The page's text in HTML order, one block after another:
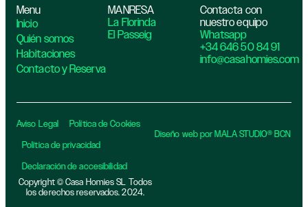
Menu
Inicio
Quién somos
Habitaciones
Contacto y Reserva
MANRESA
La Florinda
El Passeig
Contacta con
nuestro equipo
Whatsapp
+34 646 50 84 91
info@casahomies.com
Aviso Legal
Política de Cookies
Política de privacidad​
Declaración de accesibilidad
Copyright © Casa Homies SL Todos
los derechos reservados. 2024.
Diseño web por MALA STUDIO® BCN